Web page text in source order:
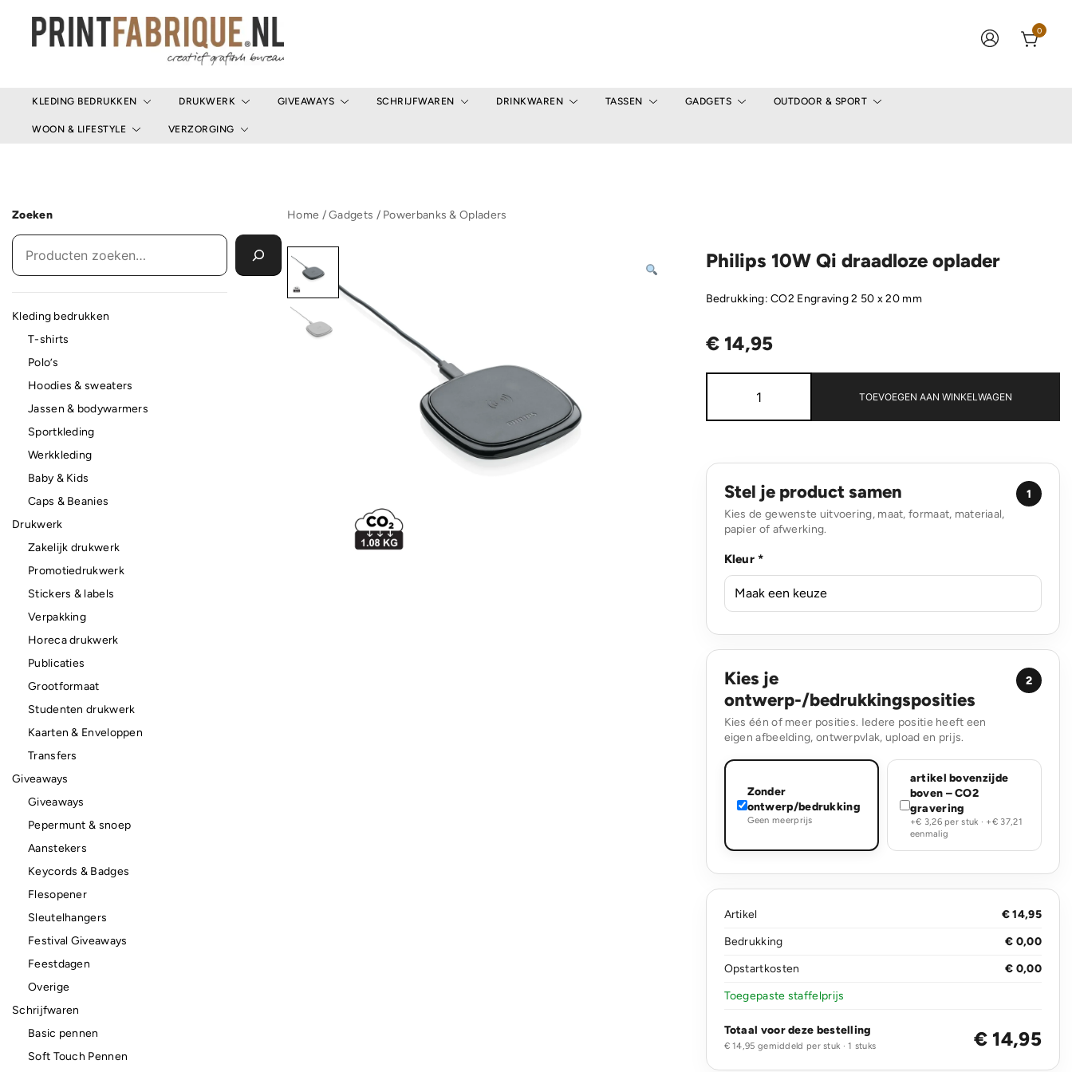
0
KLEDING BEDRUKKEN DRUKWERK GIVEAWAYS SCHRIJFWAREN DRINKWAREN TASSEN GADGETS OUTDOOR & SPORT
WOON & LIFESTYLE VERZORGING
Home /Gadgets / Powerbanks & Opladers
Philips 10W Qi draadloze oplader
Bedrukking: CO2 Engraving 2 50 x 20 mm
€14,95
10W
TOEVOEGEN AAN WINKELWAGEN
Stel je product samen
Kies de gewenste uitvoering, maat, formaat, materiaal,
papier of afwerking.
1
Kleur *
Kies je
ontwerp-/bedrukkingsposities
Kies één of meer posities. Iedere positie heeft een
eigen afbeelding, ontwerpvlak, upload en prijs.
2
Zonder
ontwerp/bedrukking
Geen meerprijs
artikel bovenzijde
boven – CO2
gravering
+€ 3,26 per stuk · +€ 37,21
eenmalig
Artikel
€ 14,95
Bedrukking
€ 0,00
Opstartkosten
€ 0,00
Toegepaste staffelprijs
Totaal voor deze bestelling
€ 14,95 gemiddeld per stuk · 1 stuks € 14,95
Zoeken
Kleding bedrukken
T-shirts
Polo’s
Hoodies & sweaters
Jassen & bodywarmers
Sportkleding
Werkkleding
Baby & Kids
Caps & Beanies
Drukwerk
Zakelijk drukwerk
Promotiedrukwerk
Stickers & labels
Verpakking
Horeca drukwerk
Publicaties
Grootformaat
Studenten drukwerk
Kaarten & Enveloppen
Transfers
Giveaways
Giveaways
Pepermunt & snoep
Aanstekers
Keycords & Badges
Flesopener
Sleutelhangers
Festival Giveaways
Feestdagen
Overige
Schrijfwaren
Basic pennen
Soft Touch Pennen